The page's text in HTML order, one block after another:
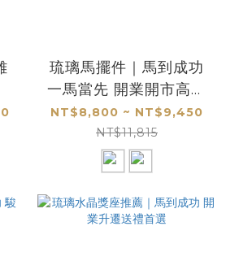
琉璃馬擺件｜馬到成功
一馬當先 開業開市高檔
禮品首選
NT$8,800 ~ NT$9,450
NT$11,815